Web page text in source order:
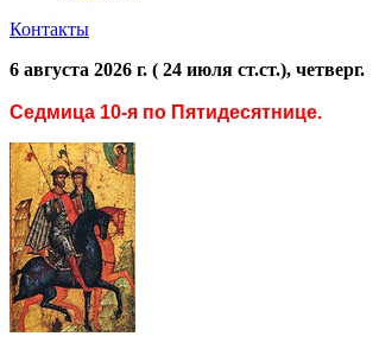
Контакты
6 августа 2026 г. ( 24 июля ст.ст.), четверг.
Седмица 10-я по Пятидесятнице.